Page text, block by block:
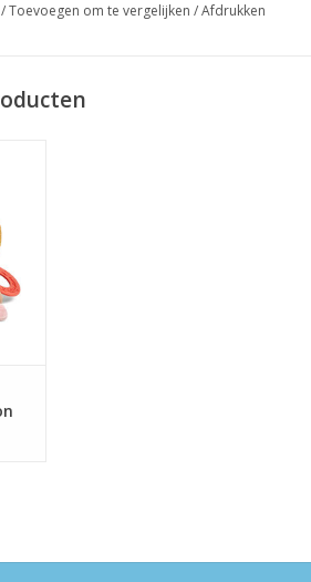
/Toevoegen om te vergelijken /Afdrukken